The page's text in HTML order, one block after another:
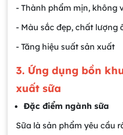
- Thành phẩm mịn, không
- Màu sắc đẹp, chất lượng
- Tăng hiệu suất sản xuất
3. Ứng dụng bồn
xuất sữa
Đặc điểm ngành sữa
Sữa là sản phẩm yêu cầu